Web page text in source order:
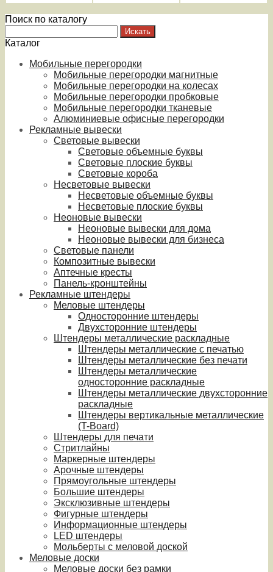
Поиск по каталогу
Каталог
Мобильные перегородки
Мобильные перегородки магнитные
Мобильные перегородки на колесах
Мобильные перегородки пробковые
Мобильные перегородки тканевые
Алюминиевые офисные перегородки
Рекламные вывески
Световые вывески
Световые объемные буквы
Световые плоские буквы
Световые короба
Несветовые вывески
Несветовые объемные буквы
Несветовые плоские буквы
Неоновые вывески
Неоновые вывески для дома
Неоновые вывески для бизнеса
Световые панели
Композитные вывески
Аптечные кресты
Панель-кронштейны
Рекламные штендеры
Меловые штендеры
Односторонние штендеры
Двухсторонние штендеры
Штендеры металлические раскладные
Штендеры металлические с печатью
Штендеры металлические без печати
Штендеры металлические
односторонние раскладные
Штендеры металлические двухсторонние
раскладные
Штендеры вертикальные металлические
(T-Board)
Штендеры для печати
Стритлайны
Маркерные штендеры
Арочные штендеры
Прямоугольные штендеры
Большие штендеры
Эксклюзивные штендеры
Фигурные штендеры
Информационные штендеры
LED штендеры
Мольберты с меловой доской
Меловые доски
Меловые доски без рамки